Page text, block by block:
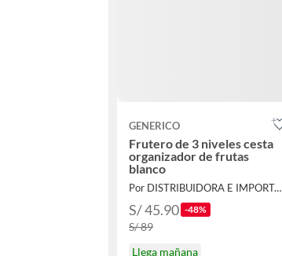
GENERICO
Frutero de 3 niveles cesta
organizador de frutas
blanco
Por DISTRIBUIDORA E IMPORTADORA
S/ 45.90 -48%
S/ 89
Llega mañana